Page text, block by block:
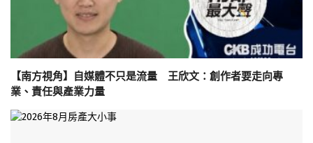
【南方視角】自媒體不只是流量 王欣文：創作者要走向專
業、責任與產業力量